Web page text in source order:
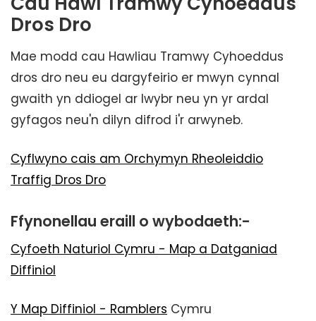
Dros Dro
Mae modd cau Hawliau Tramwy Cyhoeddus
dros dro neu eu dargyfeirio er mwyn cynnal
gwaith yn ddiogel ar lwybr neu yn yr ardal
gyfagos neu'n dilyn difrod i'r arwyneb.
Cyflwyno cais am Orchymyn Rheoleiddio
Traffig Dros Dro
Ffynonellau eraill o wybodaeth:-
Cyfoeth Naturiol Cymru - Map a Datganiad
Diffiniol
Y Map Diffiniol - Ramblers Cymru